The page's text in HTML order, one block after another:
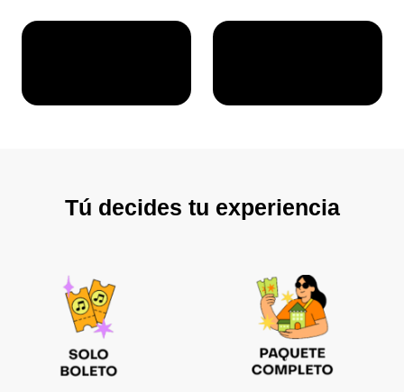
Tú decides tu experiencia